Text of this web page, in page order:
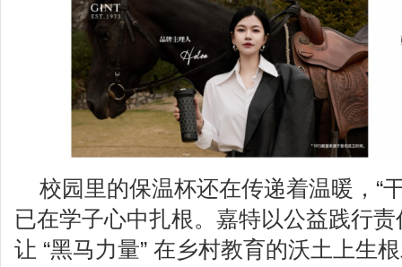
校园里的保温杯还在传递着温暖，“
已在学子心中扎根。嘉特以公益践行
让 “黑马力量” 在乡村教育的沃土上生